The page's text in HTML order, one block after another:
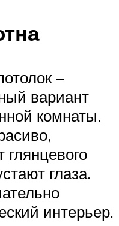
–
вариант
комнаты.
глянцевого
глаза.
интерьер.